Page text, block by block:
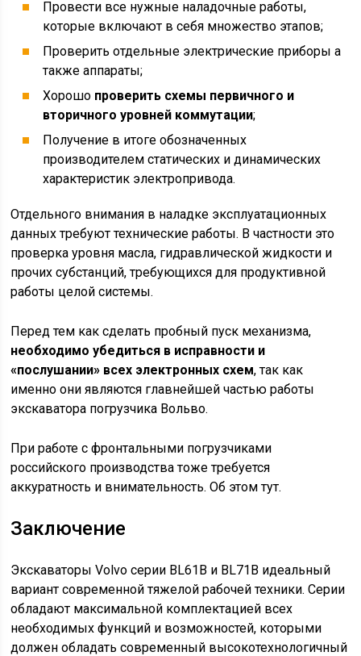
Провести все нужные наладочные работы,
которые включают в себя множество этапов;
Проверить отдельные электрические приборы а
также аппараты;
Хорошо проверить схемы первичного и
вторичного уровней коммутации;
Получение в итоге обозначенных
производителем статических и динамических
характеристик электропривода.
Отдельного внимания в наладке эксплуатационных
данных требуют технические работы. В частности это
проверка уровня масла, гидравлической жидкости и
прочих субстанций, требующихся для продуктивной
работы целой системы.
Перед тем как сделать пробный пуск механизма,
необходимо убедиться в исправности и
«послушании» всех электронных схем, так как
именно они являются главнейшей частью работы
экскаватора погрузчика Вольво.
При работе с фронтальными погрузчиками
российского производства тоже требуется
аккуратность и внимательность. Об этом тут.
Заключение
Экскаваторы Volvo серии BL61B и BL71B идеальный
вариант современной тяжелой рабочей техники. Серии
обладают максимальной комплектацией всех
необходимых функций и возможностей, которыми
должен обладать современный высокотехнологичный